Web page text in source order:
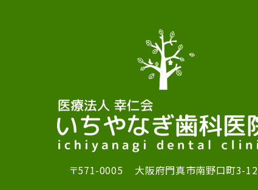
〒571-0005 大阪府門真市南野口町3-12